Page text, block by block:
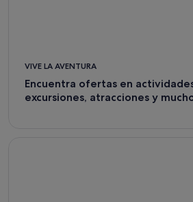
VIVE LA AVENTURA
Encuentra ofertas en
excursiones, atracciones y